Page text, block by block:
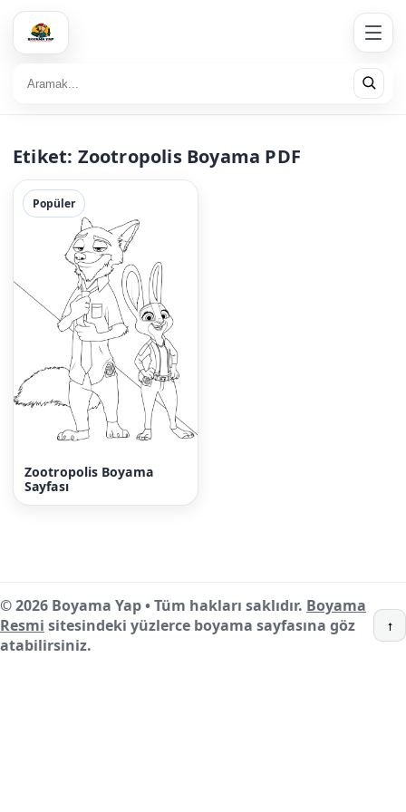
Etiket: Zootropolis Boyama PDF
Popüler
Zootropolis Boyama
Sayfası
© 2026 Boyama Yap • Tüm hakları saklıdır. Boyama
Resmi sitesindeki yüzlerce boyama sayfasına göz
atabilirsiniz.
↑